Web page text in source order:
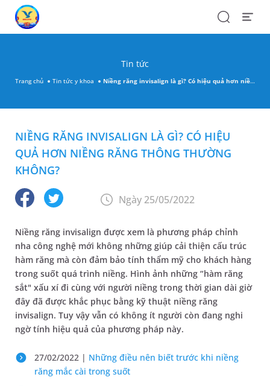
SearchOpen
Tin tức
Trang chủ Tin tức y khoa Niềng răng invisalign là gì? Có hiệu quả hơn niềng răng thông thường không?
NIỀNG RĂNG INVISALIGN LÀ GÌ? CÓ HIỆU
QUẢ HƠN NIỀNG RĂNG THÔNG THƯỜNG
KHÔNG?
Ngày 25/05/2022
Niềng răng invisalign được xem là phương pháp chỉnh
nha công nghệ mới không những giúp cải thiện cấu trúc
hàm răng mà còn đảm bảo tính thẩm mỹ cho khách hàng
trong suốt quá trình niềng. Hình ảnh những “hàm răng
sắt" xấu xí đi cùng với người niềng trong thời gian dài giờ
đây đã được khắc phục bằng kỹ thuật niềng răng
invisalign. Tuy vậy vẫn có không ít người còn đang nghi
ngờ tính hiệu quả của phương pháp này.
27/02/2022 | Những điều nên biết trước khi niềng
răng mắc cài trong suốt